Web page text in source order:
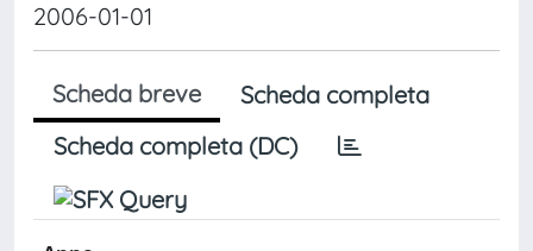
2006-01-01
Scheda breve
Scheda completa
Scheda completa (DC)